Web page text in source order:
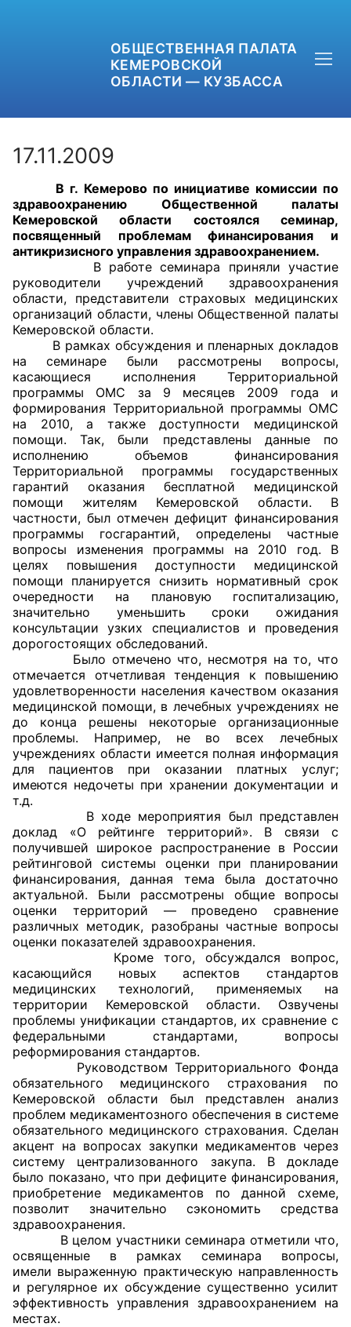
ОБЩЕСТВЕННАЯ ПАЛАТА
КЕМЕРОВСКОЙ
ОБЛАСТИ — КУЗБАССА
+7 (3842) 58-82-40
OPKO42@BK.RU
ОБРАТНАЯ СВЯЗЬ
Главная
Общественные советы
Общественные советы при территориальных
органах федеральных органов
исполнительной власти
Общественные советы по проведению
независимой оценки качества условий
оказания услуг
О Палате
Структура Палаты
Комиссии
Экспертный совет ОП КО
Совет ОП КО
Общественный штаб
Члены ОП КО
Документы ОП КО
Регламент ОП КО
Кодекс этики ОП КО
Положения
Соглашения
Рекомендации
Порядок работы ЦОН
Аппарат ОП КО
УСТАВ ГКУ “АППАРАТ ОП КО”
Доходы руководителя за 2024 г.
17.11.2009
В г. Кемерово по инициативе комиссии по
здравоохранению Общественной палаты
Кемеровской области состоялся семинар,
посвященный проблемам финансирования и
антикризисного управления здравоохранением.
В работе семинара приняли участие
руководители учреждений здравоохранения
области, представители страховых медицинских
организаций области, члены Общественной палаты
Кемеровской области.
В рамках обсуждения и пленарных докладов
на семинаре были рассмотрены вопросы,
касающиеся исполнения Территориальной
программы ОМС за 9 месяцев 2009 года и
формирования Территориальной программы ОМС
на 2010, а также доступности медицинской
помощи. Так, были представлены данные по
исполнению объемов финансирования
Территориальной программы государственных
гарантий оказания бесплатной медицинской
помощи жителям Кемеровской области. В
частности, был отмечен дефицит финансирования
программы госгарантий, определены частные
вопросы изменения программы на 2010 год. В
целях повышения доступности медицинской
помощи планируется снизить нормативный срок
очередности на плановую госпитализацию,
значительно уменьшить сроки ожидания
консультации узких специалистов и проведения
дорогостоящих обследований.
Было отмечено что, несмотря на то, что
отмечается отчетливая тенденция к повышению
удовлетворенности населения качеством оказания
медицинской помощи, в лечебных учреждениях не
до конца решены некоторые организационные
проблемы. Например, не во всех лечебных
учреждениях области имеется полная информация
для пациентов при оказании платных услуг;
имеются недочеты при хранении документации и
т.д.
В ходе мероприятия был представлен
доклад «О рейтинге территорий». В связи с
получившей широкое распространение в России
рейтинговой системы оценки при планировании
финансирования, данная тема была достаточно
актуальной. Были рассмотрены общие вопросы
оценки территорий — проведено сравнение
различных методик, разобраны частные вопросы
оценки показателей здравоохранения.
Кроме того, обсуждался вопрос,
касающийся новых аспектов стандартов
медицинских технологий, применяемых на
территории Кемеровской области. Озвучены
проблемы унификации стандартов, их сравнение с
федеральными стандартами, вопросы
реформирования стандартов.
Руководством Территориального Фонда
обязательного медицинского страхования по
Кемеровской области был представлен анализ
проблем медикаментозного обеспечения в системе
обязательного медицинского страхования. Сделан
акцент на вопросах закупки медикаментов через
систему централизованного закупа. В докладе
было показано, что при дефиците финансирования,
приобретение медикаментов по данной схеме,
позволит значительно сэкономить средства
здравоохранения.
В целом участники семинара отметили что,
освященные в рамках семинара вопросы,
имели выраженную практическую направленность
и регулярное их обсуждение существенно усилит
эффективность управления здравоохранением на
местах.